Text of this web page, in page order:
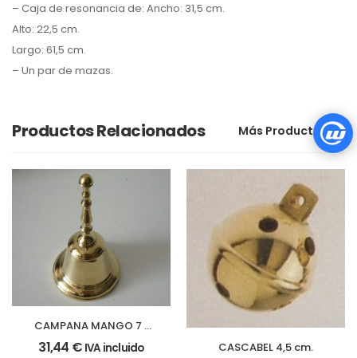
– Caja de resonancia de: Ancho: 31,5 cm.
Alto: 22,5 cm.
Largo: 61,5 cm.
– Un par de mazas.
Productos Relacionados Más Productos
CAMPANA MANGO 7 x
13 cm.
31,44 € IVA incluido CASCABEL 4,5 cm.